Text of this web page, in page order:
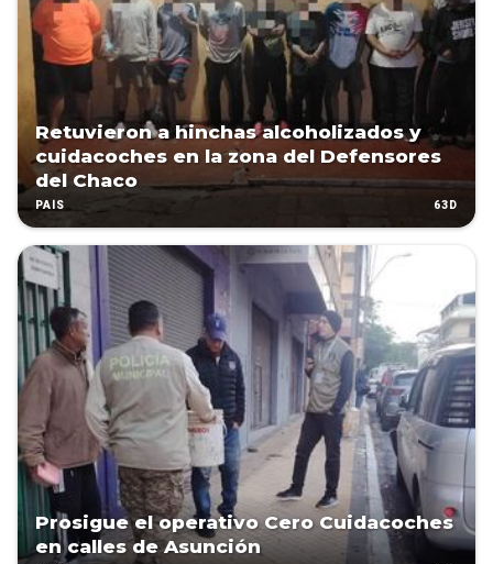
Retuvieron a hinchas alcoholizados y
cuidacoches en la zona del Defensores
del Chaco
PAÍS 63D
Prosigue el operativo Cero Cuidacoches
en calles de Asunción